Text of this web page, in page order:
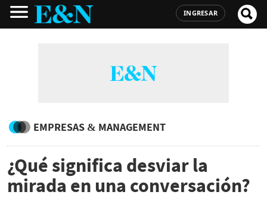
INGRESAR
EMPRESAS & MANAGEMENT
¿Qué significa desviar la
mirada en una conversación?